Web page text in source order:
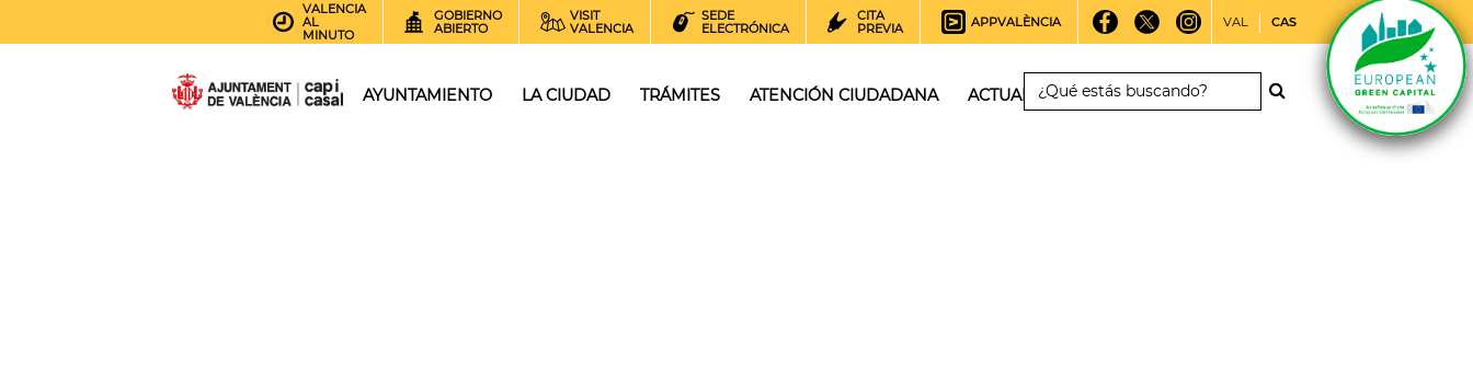
VALENCIA
AL
MINUTO
GOBIERNO
ABIERTO
VISIT
VALENCIA
SEDE
ELECTRÓNICA
CITA
PREVIA
APPVALÈNCIA VAL CAS
AYUNTAMIENTO LA CIUDAD TRÁMITES ATENCIÓN CIUDADANA ACTUALIDAD